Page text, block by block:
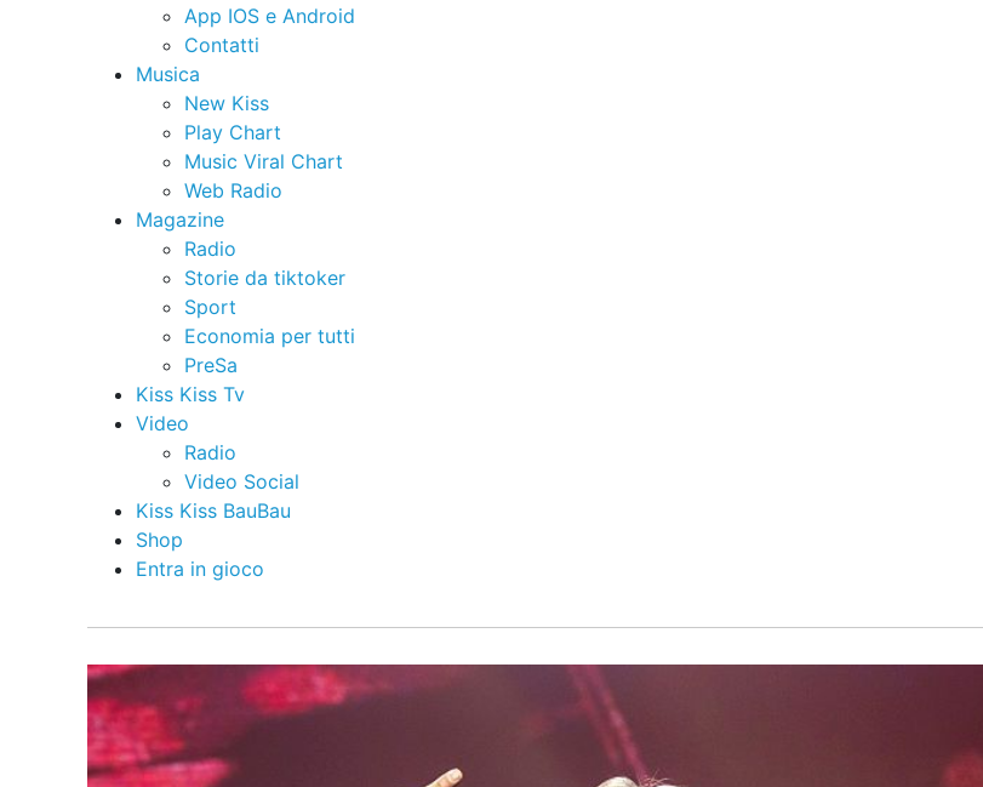
App IOS e Android
Contatti
Musica
New Kiss
Play Chart
Music Viral Chart
Web Radio
Magazine
Radio
Storie da tiktoker
Sport
Economia per tutti
PreSa
Kiss Kiss Tv
Video
Radio
Video Social
Kiss Kiss BauBau
Shop
Entra in gioco